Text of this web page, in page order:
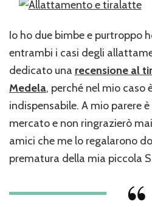
Io ho due bimbe e purtroppo
entrambi i casi degli
dedicato una recensione al
Medela, perché nel mio caso
indispensabile. A mio parere
mercato e non ringrazierò
amici che me lo regalarono
prematura della mia piccola